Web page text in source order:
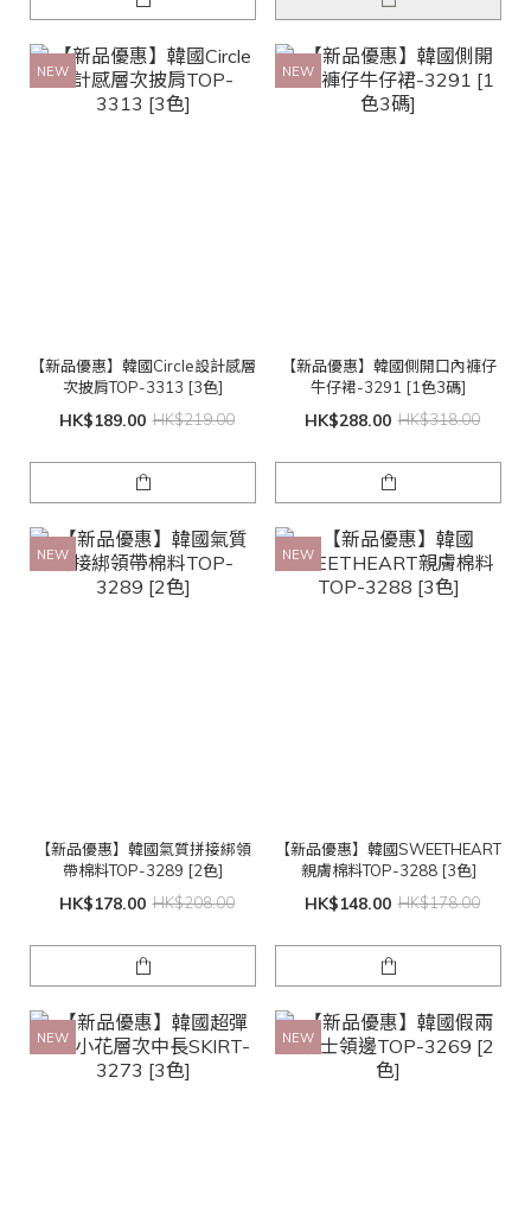
NEW
【新品優惠】韓國Circle設計感層
次披肩TOP-3313 [3色]
HK$189.00 HK$219.00
NEW
【新品優惠】韓國側開口內褲仔
牛仔裙-3291 [1色3碼]
HK$288.00 HK$318.00
NEW
【新品優惠】韓國氣質拼接綁領
帶棉料TOP-3289 [2色]
HK$178.00 HK$208.00
NEW
【新品優惠】韓國SWEETHEART
親膚棉料TOP-3288 [3色]
HK$148.00 HK$178.00
NEW NEW